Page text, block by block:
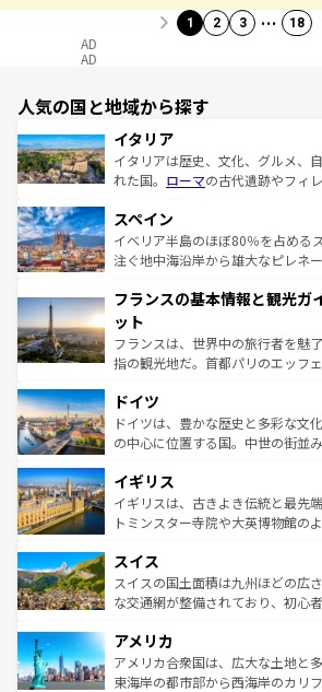
1 2 3 … 18
AD
AD
人気の国と地域から探す
イタリア
イタリアは歴史、文化、グルメ、
れた国。 ローマの古代遺跡やフィ
ろん、トスカーナの美しい田園風
景など、自然景観も見逃せない。
ピザやパスタなど、絶品のイタリ
ませてくれるイタリアで、忘れら
なお、新着のイタリア情報は
しい。
スペイン
イベリア半島のほぼ80％を占める
注ぐ地中海沿岸から雄大なピレネ
文化が根付くこの国では、情熱的
れる闘牛、そして美味しいタパス
る。首都マドリードの洗練された
アートに溢れた街角から、地方で
せる。地方によって風土や気候が
性で訪れる人
ンテンツ一覧を参照してほしい。
フランスの基本情報と観光ガ
ット
フランスは、世界中の旅行者を魅
指の観光地だ。首都パリのエッフ
で、幅広い魅力が詰まっている。
聖堂、美しいビーチ、そして豊か
から魅了する。また、フランスは
いる。シャンパンの発祥地である
香り高いラベンダー畑など、多彩
らに、パリ以外の地域にも魅力が
れる地方に足を運ぶとそれぞれで
きるだろう。 なお、新着のフ
を参照してほしい。
ドイツ
ドイツは、豊かな歴史と多彩な文
の中心に位置する国。中世の街並
顔を持つこの国は、どこを歩いて
ルリンの文化的活気、バイエルン
してライン川沿いのワイン畑とい
は、お酒好きな人にはぜひ体験してほしい。
ドイツ情報はコンテンツ一覧を参
イギリス
イギリスは、古きよき伝統と最先
トミンスター寺院や大英博物館の
リアごとに異なる魅力がある。ま
ティー、ビール好きにはたまらな
戦など、本場だからこそできる体
ンツ一覧を参照してほしい。
スイス
スイスの国土面積は九州ほどの広
な交通網が整備されており、初心
の建物がそのまま残る町や、スイ
博物館もあり、アルプス観光だけ
ことができる。国民の所得が高い
アメリカ
アメリカ合衆国は、広大な土地と
東海岸の都市部から西海岸のカリ